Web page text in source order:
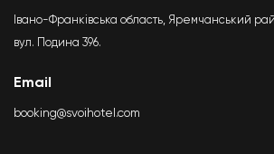
Івано-Франківська область, Яремчанський
вул. Подина 396.
Email
booking@svoihotel.com